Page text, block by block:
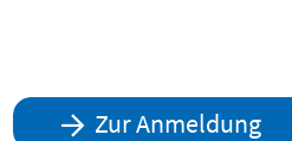
Zur Anmeldung